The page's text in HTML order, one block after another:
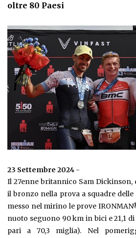
oltre 80 Paesi
23 Settembre 2024 -
Il 27enne britannico Sam Dickinson,
il bronzo nella prova a squadre
messo nel mirino le prove
nuoto seguono 90 km in bici e 21,1
pari a 70,3 miglia). Nel